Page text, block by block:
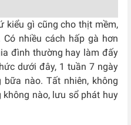
kiểu gì cũng cho thịt mềm,
nhiều cách hấp gà hơn
đình thường hay làm đấy
dưới đây, 1 tuần 7 ngày
nào. Tất nhiên, không
nào, lưu sổ phát huy